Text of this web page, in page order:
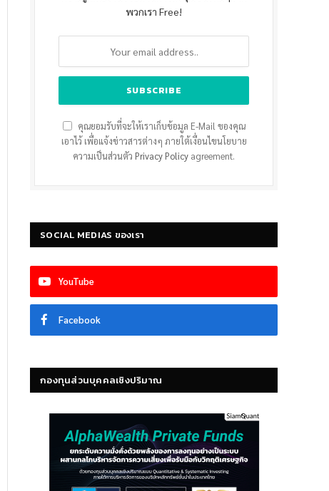
พวกเรา Free!
คุณยอมรับที่จะให้เราเก็บข้อมูล E-Mail ของคุณ
เอาไว้ เพื่อแจ้งข่าวสารต่างๆ ภายใต้เงื่อนไขนโยบาย
ความเป็นส่วนตัว Privacy Policy agreement.
SOCIAL MEDIAS ของเรา
YouTube
Facebook
กองทุนส่วนบุคคลเชิงปริมาณ